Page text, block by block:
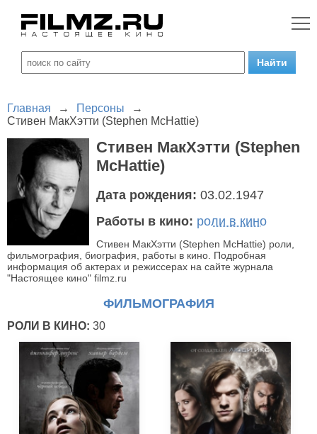
Главная → Персоны
→
Стивен МакХэтти (Stephen McHattie)
Стивен МакХэтти (Stephen
McHattie)
Дата рождения: 03.02.1947
Работы в кино: роли в кино
Стивен МакХэтти (Stephen McHattie) роли,
фильмография, биография, работы в кино. Подробная
информация об актерах и режиссерах на сайте журнала
"Настоящее кино" filmz.ru
ФИЛЬМОГРАФИЯ
РОЛИ В КИНО: 30